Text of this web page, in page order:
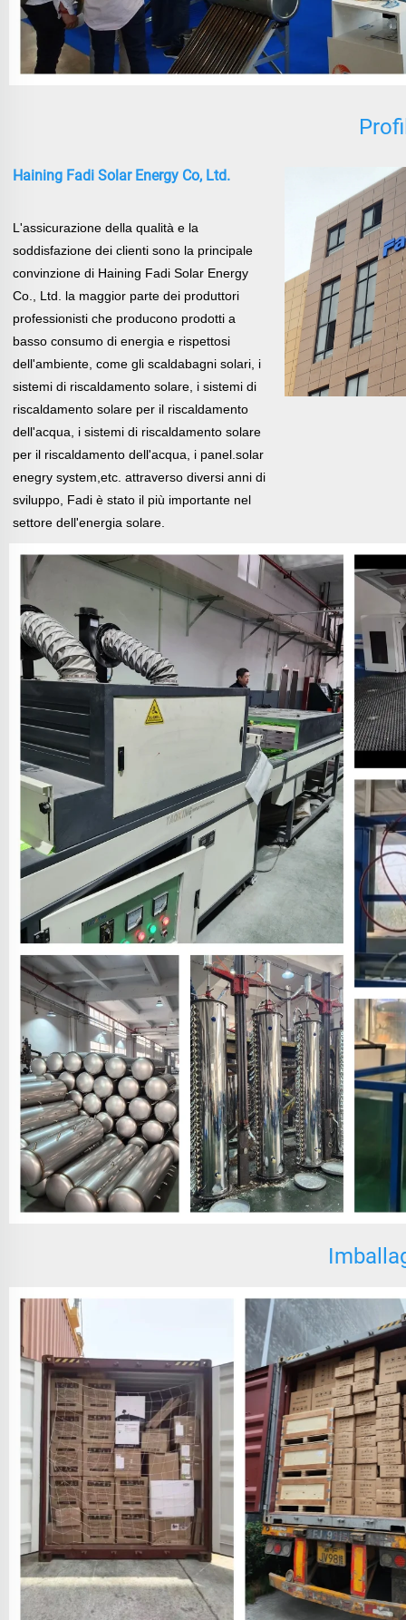
Haining Fadi Solar Energy Co, Ltd.
L'assicurazione della qualità e la
soddisfazione dei clienti sono la principale
convinzione di Haining Fadi Solar Energy
Co., Ltd. la maggior parte dei produttori
professionisti che producono prodotti a
basso consumo di energia e rispettosi
dell'ambiente, come gli scaldabagni solari, i
sistemi di riscaldamento solare, i sistemi di
riscaldamento solare per il riscaldamento
dell'acqua, i sistemi di riscaldamento solare
per il riscaldamento dell'acqua, i panel.solar
enegry system,etc. attraverso diversi anni di
sviluppo, Fadi è stato il più importante nel
settore dell'energia solare.